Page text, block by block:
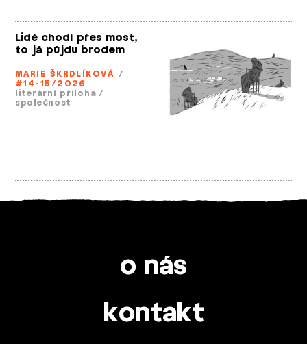
Lidé chodí přes most,
to já půjdu brodem
MARIE ŠKRDLÍKOVÁ /
#14-15/2026
literární příloha /
společnost
o nás
kontakt